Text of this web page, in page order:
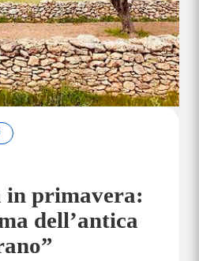
in primavera:
dell’antica